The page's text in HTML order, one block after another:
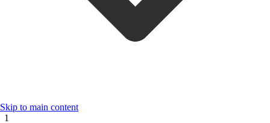
Skip to main content
1